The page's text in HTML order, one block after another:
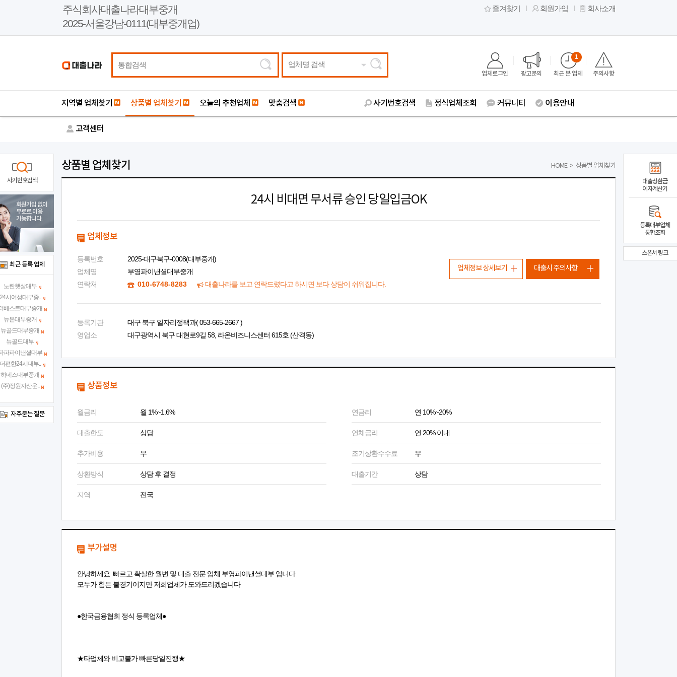
주식회사대출나라대부중개
2025-서울강남-0111(대부중개업)
즐겨찾기 회원가입 회사소개
업체명 검색
업체로그인 광고문의 최근 본 업체
1
주의사항
지역별 업체찾기 상품별 업체찾기 오늘의 추천업체 맞춤검색 사기번호검색 정식업체조회 커뮤니티 이용안내
고객센터
상품별 업체찾기 HOME > 상품별 업체찾기
24시 비대면 무서류 승인 당일입금OK
업체정보
등록번호
2025-대구북구-0008(대부중개)
업체명
부영파이낸셜대부중개
연락처
010-6748-8283 대출나라를 보고 연락드렸다고 하시면 보다 상담이 쉬워집니다.
등록기관
대구 북구 일자리정책과( 053-665-2667 )
영업소
대구광역시 북구 대현로9길 58, 라온비즈니스센터 615호 (산격동)
업체정보 상세보기 대출시 주의사항
상품정보
월금리 월 1%~1.6% 연금리 연 10%~20%
대출한도 상담 연체금리 연 20% 이내
추가비용 무 조기상환수수료 무
상환방식 상담 후 결정 대출기간 상담
지역 전국
부가설명
안녕하세요. 빠르고 확실한 월변 및 대출 전문 업체 부영파이낸셜대부 입니다.
모두가 힘든 불경기이지만 저희업체가 도와드리겠습니다
●한국금융협회 정식 등록업체●
★타업체와 비교불가 빠른당일진행★
사기번호검색
회원가입 없이
무료로 이용
가능합니다.
최근 등록 업체
노란햇살대부
시여성대부중..
베스트대부중개
뉴본대부중개
뉴골드대부중개
뉴골드대부
파파이낸셜대부
편한24시대부..
하데스대부중개
(주)정원자산운..
자주묻는 질문
대출상환금
이자계산기
등록대부업체
통합조회
스폰서 링크